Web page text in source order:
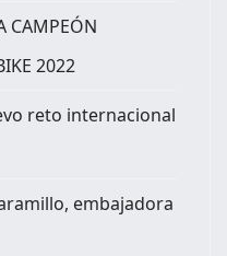
CAMPEÓN
2022
reto internacional
embajadora